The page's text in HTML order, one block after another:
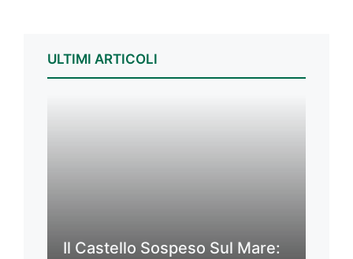
ULTIMI ARTICOLI
Il Castello Sospeso Sul Mare: